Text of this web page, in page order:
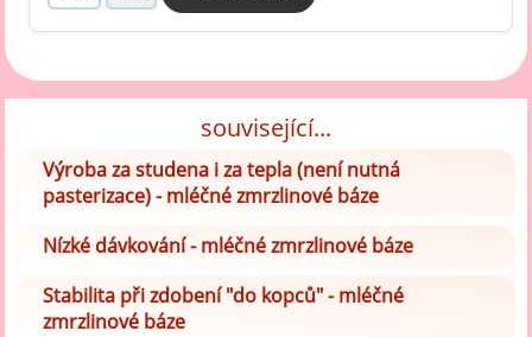
související...
Výroba za studena i za tepla (není nutná
pasterizace) - mléčné zmrzlinové báze
Nízké dávkování - mléčné zmrzlinové báze
Stabilita při zdobení "do kopců" - mléčné
zmrzlinové báze